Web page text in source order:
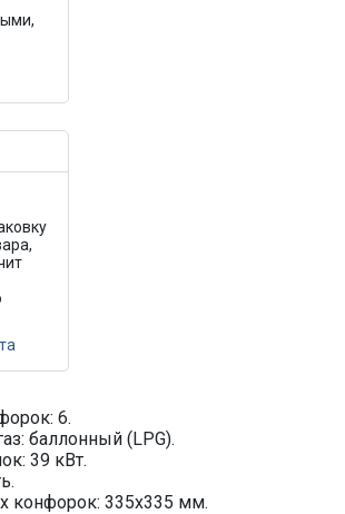
6.
баллонный (LPG).
39 кВт.
конфорок: 335х335 мм.